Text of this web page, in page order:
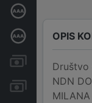
Dubinska
Kreditni limit
Računi i
OPIS
Društvo
NDN